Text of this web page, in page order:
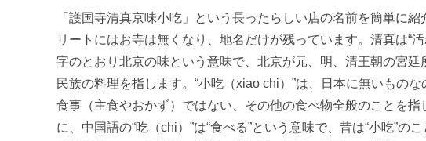
「護国寺清真京味小吃」という長ったらしい店の名前を簡単に
リートにはお寺は無くなり、地名だけが残っています。清真は“
字のとおり北京の味という意味で、北京が元、明、清王朝の宮
民族の料理を指します。“小吃（xiao chi）”は、日本に無いもの
食事（主食やおかず）ではない、その他の食べ物全般のことを
に、中国語の“吃（chi）”は“食べる”という意味で、昔は“小吃”